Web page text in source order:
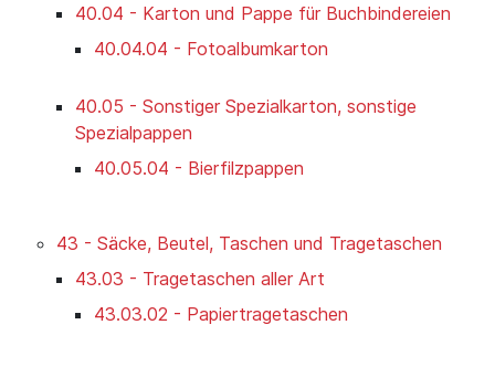
40.04 - Karton und Pappe für Buchbindereien
40.04.04 - Fotoalbumkarton
40.05 - Sonstiger Spezialkarton, sonstige
Spezialpappen
40.05.04 - Bierfilzpappen
43 - Säcke, Beutel, Taschen und Tragetaschen
43.03 - Tragetaschen aller Art
43.03.02 - Papiertragetaschen